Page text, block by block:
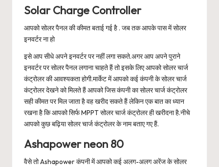
Solar Charge Controller
आपको सोलर पैनल की कीमत बताई गई है . जब तक आपके पास में सोलर
इनवर्टर ना हो
इसे आप सीधे अपने इनवर्टर पर नहीं लगा सकते.अगर आप अपने पुराने
इनवर्टर पर सोलर पैनल लगाना चाहते हैं तो इसके लिए आपको सोलर चार्ज
कंट्रोलर की आवश्यकता होगी.मार्केट में आपको कई कंपनी के सोलर चार्ज
कंट्रोलर देखने को मिलते हैं आपको जिस कंपनी का सोलर चार्ज कंट्रोलर
सही कीमत पर मिल जाता है वह खरीद सकते हैं लेकिन एक बात का ध्यान
रखना है कि आपको सिर्फ MPPT सोलर चार्ज कंट्रोलर ही खरीदना है.नीचे
आपको कुछ बढ़िया सोलर चार्ज कंट्रोलर के नाम बताए गए हैं.
Ashapower neon 80
वैसे तो Ashapower कंपनी में आपको कई अलग-अलग अरेंज के सोलर